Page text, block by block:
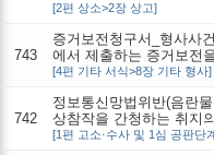
[2편 상소>2장 상고]
743
증거보전청구서_형사사
에서 제출하는 증거보전
[4편 기타 서식>8장 기타 형사]
742
정보통신망법위반(음란
상참작을 간청하는 취지
[1편 고소·수사 및 1심 공판단